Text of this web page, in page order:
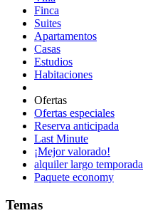
Finca
Suites
Apartamentos
Casas
Estudios
Habitaciones
Ofertas
Ofertas especiales
Reserva anticipada
Last Minute
¡Mejor valorado!
alquiler largo temporada
Paquete economy
Temas